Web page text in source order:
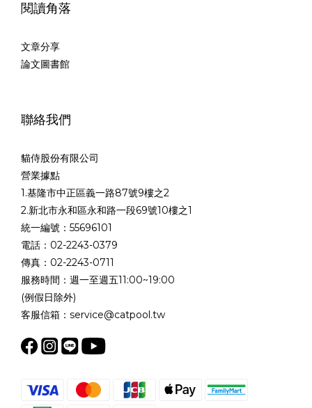
閱讀角落
文章分享
論文圖書館
聯絡我們
貓侍股份有限公司
營業據點
1.基隆市中正區義一路87號9樓之2
2.新北市永和區永和路一段69號10樓之1
統一編號：55696101
電話：02-2243-0379
傳真：02-2243-0711
服務時間：週一至週五11:00~19:00
(例假日除外)
客服信箱：service@catpool.tw